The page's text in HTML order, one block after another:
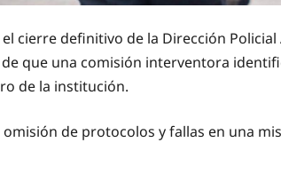
cierre definitivo de la Dirección Policial
que una comisión interventora
de la institución.
de protocolos y fallas en una